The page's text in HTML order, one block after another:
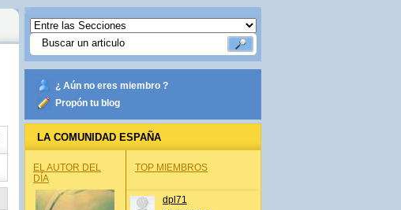
¿ Aún no eres miembro ?
Propón tu blog
LA COMUNIDAD ESPAÑA
EL AUTOR DEL
DÍA
TOP MIEMBROS
dpl71